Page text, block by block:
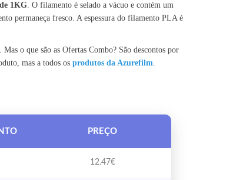
1KG. O filamento é selado a vácuo e contém um
permaneça fresco. A espessura do filamento PLA é
Mas o que são as Ofertas Combo? São descontos por
mas a todos os produtos da Azurefilm.
PREÇO
12.47€